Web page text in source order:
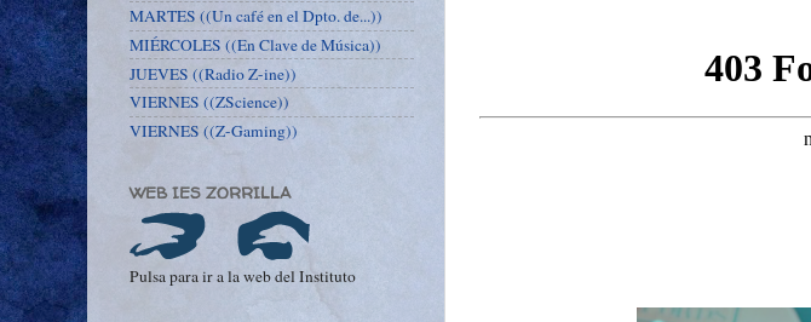
MARTES ((Un café en el Dpto. de...))
MIÉRCOLES ((En Clave de Música))
JUEVES ((Radio Z-ine))
VIERNES ((ZScience))
VIERNES ((Z-Gaming))
WEB IES ZORRILLA
Pulsa para ir a la web del Instituto